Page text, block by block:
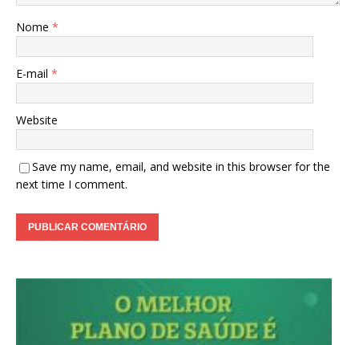
Nome *
E-mail *
Website
Save my name, email, and website in this browser for the
next time I comment.